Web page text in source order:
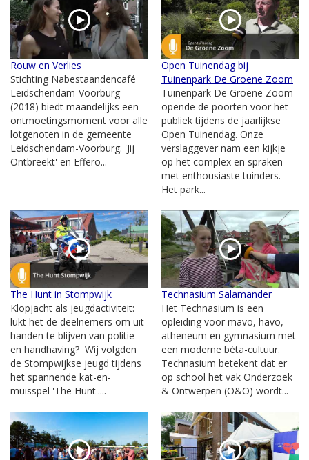
Rouw en Verlies
Stichting Nabestaandencafé
Leidschendam-Voorburg
(2018) biedt maandelijks een
ontmoetingsmoment voor alle
lotgenoten in de gemeente
Leidschendam-Voorburg. 'Jij
Ontbreekt' en Effero...
Open Tuinendag bij
Tuinenpark De Groene Zoom
Tuinenpark De Groene Zoom
opende de poorten voor het
publiek tijdens de jaarlijkse
Open Tuinendag. Onze
verslaggever nam een kijkje
op het complex en spraken
met enthousiaste tuinders.
Het park...
The Hunt in Stompwijk
Klopjacht als jeugdactiviteit:
lukt het de deelnemers om uit
handen te blijven van politie
en handhaving? Wij volgden
de Stompwijkse jeugd tijdens
het spannende kat-en-
muisspel 'The Hunt'....
Technasium Salamander
Het Technasium is een
opleiding voor mavo, havo,
atheneum en gymnasium met
een moderne bèta-cultuur.
Technasium betekent dat er
op school het vak Onderzoek
& Ontwerpen (O&O) wordt...